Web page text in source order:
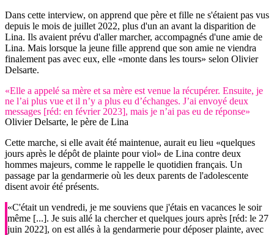
Dans cette interview, on apprend que père et fille ne s'étaient pas vus
depuis le mois de juillet 2022, plus d'un an avant la disparition de
Lina. Ils avaient prévu d'aller marcher, accompagnés d'une amie de
Lina. Mais lorsque la jeune fille apprend que son amie ne viendra
finalement pas avec eux, elle «monte dans les tours» selon Olivier
Delsarte.
«Elle a appelé sa mère et sa mère est venue la récupérer. Ensuite, je
ne l’ai plus vue et il n’y a plus eu d’échanges. J’ai envoyé deux
messages [réd: en février 2023], mais je n’ai pas eu de réponse»
Olivier Delsarte, le père de Lina
Cette marche, si elle avait été maintenue, aurait eu lieu «quelques
jours après le dépôt de plainte pour viol» de Lina contre deux
hommes majeurs, comme le rappelle le quotidien français. Un
passage par la gendarmerie où les deux parents de l'adolescente
disent avoir été présents.
«C'était un vendredi, je me souviens que j'étais en vacances le soir
même [...]. Je suis allé la chercher et quelques jours après [réd: le 27
juin 2022], on est allés à la gendarmerie pour déposer plainte, avec